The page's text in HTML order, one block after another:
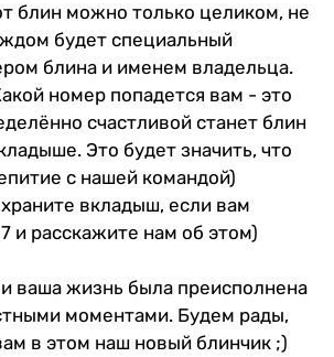
блин можно только целиком, не
будет специальный
блина и именем владельца.
номер попадется вам - это
счастливой станет блин
Это будет значить, что
с нашей командой)
вкладыш, если вам
и расскажите нам об этом)
ваша жизнь была преисполнена
моментами. Будем рады,
в этом наш новый блинчик ;)